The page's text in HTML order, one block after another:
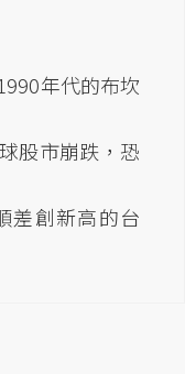
年代的布坎
股市崩跌，恐
差創新高的台